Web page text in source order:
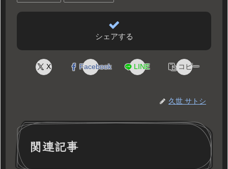
シェアする
X Facebook LINE コピー
久世 サトシ
関連記事